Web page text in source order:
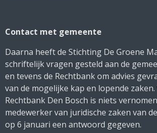
Contact met gemeente
Daarna heeft de Stichting De Groene
schriftelijk vragen gesteld aan de
en tevens de Rechtbank om advies
van de mogelijke kap en lopende zaken.
Rechtbank Den Bosch is niets
medewerker van juridische zaken van
op 6 januari een antwoord gegeven.